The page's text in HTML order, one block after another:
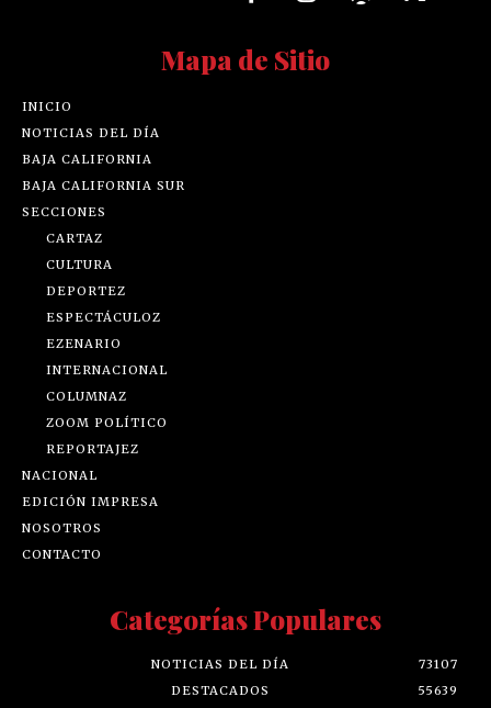
Mapa de Sitio
INICIO
NOTICIAS DEL DÍA
BAJA CALIFORNIA
BAJA CALIFORNIA SUR
SECCIONES
CARTAZ
CULTURA
DEPORTEZ
ESPECTÁCULOZ
EZENARIO
INTERNACIONAL
COLUMNAZ
ZOOM POLÍTICO
REPORTAJEZ
NACIONAL
EDICIÓN IMPRESA
NOSOTROS
CONTACTO
Categorías Populares
NOTICIAS DEL DÍA
73107
DESTACADOS
55639